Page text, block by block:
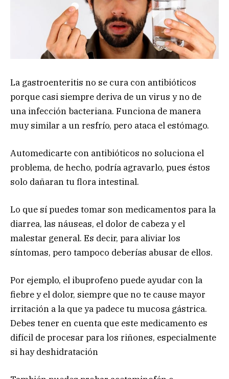
La gastroenteritis no se cura con antibióticos
porque casi siempre deriva de un virus y no de
una infección bacteriana. Funciona de manera
muy similar a un resfrío, pero ataca el estómago.
Automedicarte con antibióticos no soluciona el
problema, de hecho, podría agravarlo, pues éstos
solo dañaran tu flora intestinal.
Lo que sí puedes tomar son medicamentos para la
diarrea, las náuseas, el dolor de cabeza y el
malestar general. Es decir, para aliviar los
síntomas, pero tampoco deberías abusar de ellos.
Por ejemplo, el ibuprofeno puede ayudar con la
fiebre y el dolor, siempre que no te cause mayor
irritación a la que ya padece tu mucosa gástrica.
Debes tener en cuenta que este medicamento es
difícil de procesar para los riñones, especialmente
si hay deshidratación